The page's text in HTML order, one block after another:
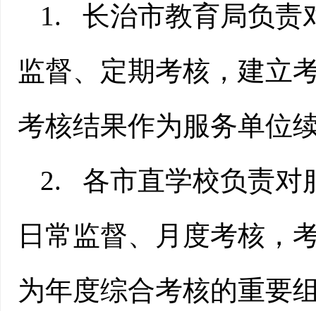
1. 长治市教育局负责
监督、定期考核，建立
考核结果作为服务单位
2. 各市直学校负责对
日常监督、月度考核，
为年度综合考核的重要